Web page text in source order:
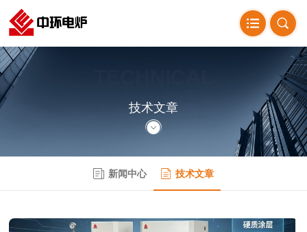
ARTICLE
技术文章
新闻中心 技术文章